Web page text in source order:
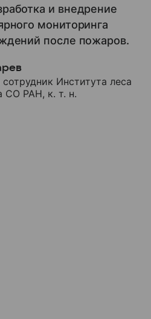
и внедрение
мониторинга
после пожаров.
Института леса
СО РАН, к. т. н.